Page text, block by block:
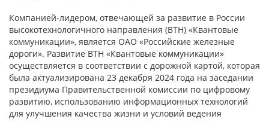
Компанией-лидером, отвечающей за развитие в России
высокотехнологичного направления (ВТН) «Квантовые
коммуникации», является ОАО «Российские железные
дороги». Развитие ВТН «Квантовые коммуникации»
осуществляется в соответствии с дорожной картой, которая
была актуализирована 23 декабря 2024 года на заседании
президиума Правительственной комиссии по цифровому
развитию, использованию информационных технологий
для улучшения качества жизни и условий ведения